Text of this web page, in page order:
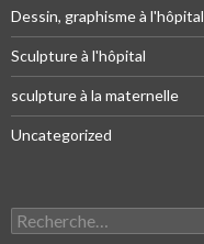
Dessin, graphisme à l'hôpital
Sculpture à l'hôpital
sculpture à la maternelle
Uncategorized
Recherche pour :